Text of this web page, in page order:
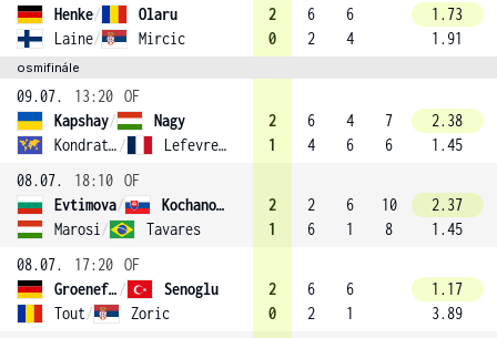
Henke/
Olaru
Laine/ Mircic
2
0
6
2
6
4
1.73
1.91
osmifinále
09.07. 13:20 OF
Kapshay/
Nagy
Kondratieva / Lefevre (4)
2
1
6
4
4
6
7
6
2.38
1.45
08.07.
18:10 OF
Evtimova/
Kochanova
Marosi / Tavares
2
1
2
6
6
1
10
8
2.37
1.45
08.07.
17:20 OF
Groenefeld /
Senoglu
Tout/ Zoric
2
0
6
2
6
1
1.17
3.89